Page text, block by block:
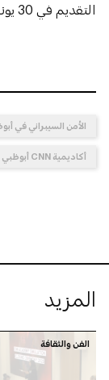
التقديم في 30 يونيو 2025.
الأمن السيبراني في
أكاديمية CNN أبوظبي
المزيد
الفن والثقافة